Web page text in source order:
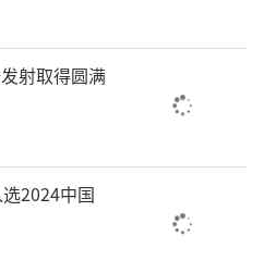
见世界
立于济南西大门，雄
市千亿规划的配套红
射取得圆满
2024中国